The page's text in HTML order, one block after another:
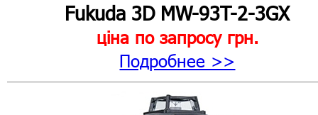
Fukuda 3D MW-93T-2-3GХ
ціна по запросугрн.
Подробнее >>